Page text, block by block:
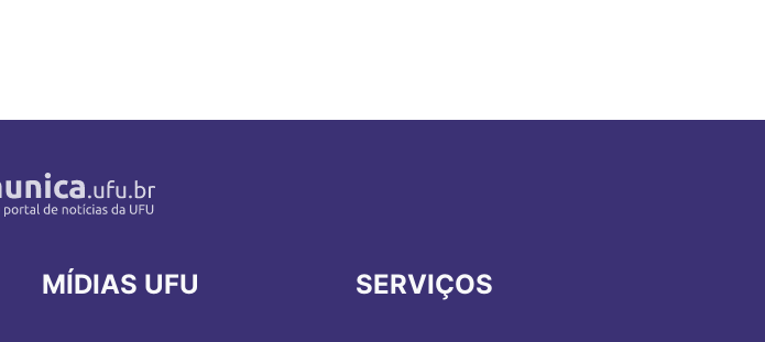
MÍDIAS UFU SERVIÇOS